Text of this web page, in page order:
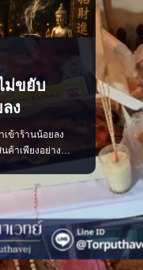
ม่ขยับ
ง
ข้าร้านน้อยลง
ค้าเพียงอย่าง
ะดวง พลังงาน
ม่ส่งเสริมการค้า
รับฮวงจุ้ย เสริมจุด
กค้ามากขึ้น เมื่อ